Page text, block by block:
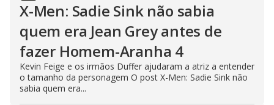
X-Men: Sadie Sink não sabia
quem era Jean Grey antes de
fazer Homem-Aranha 4
Kevin Feige e os irmãos Duffer ajudaram a atriz a entender
o tamanho da personagem O post X-Men: Sadie Sink não
sabia quem era...